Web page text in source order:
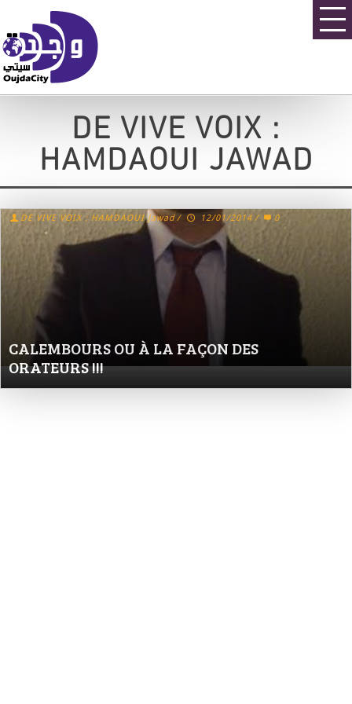
DE VIVE VOIX :
HAMDAOUI JAWAD
CALEMBOURS OU À LA FAÇON DES
ORATEURS !!!
DE VIVE VOIX : HAMDAOUI Jawad / 12/01/2014 / 0